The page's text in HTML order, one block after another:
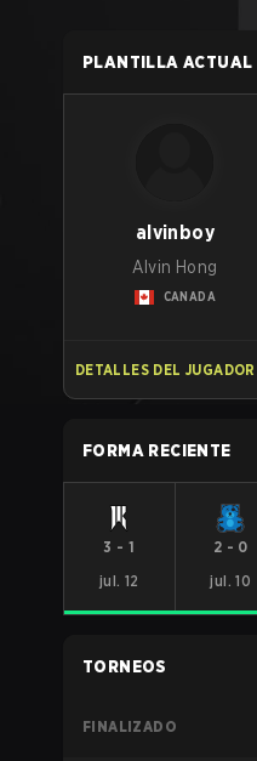
PLANTILLA ACTUAL
alvinboy
Alvin Hong
CANADA
DETALLES DEL JUGADOR
FORMA RECIENTE
3 -1
jul. 12
2 - 0
jul. 10
TORNEOS
FINALIZADO